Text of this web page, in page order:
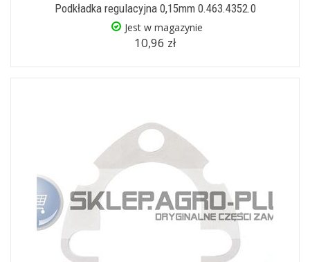
Podkładka regulacyjna 0,15mm 0.463.4352.0
Jest w magazynie
10,96 zł